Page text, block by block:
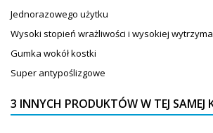
Jednorazowego użytku
Wysoki stopień wrażliwości i wysokiej
Gumka wokół kostki
Super antypoślizgowe
3 INNYCH PRODUKTÓW W TEJ SAMEJ